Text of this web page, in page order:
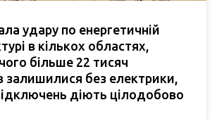
удару по енергетичній
в кількох областях,
більше 22 тисяч
залишилися без електрики,
діють цілодобово